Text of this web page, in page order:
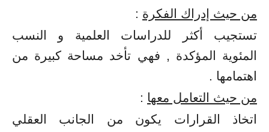
من حيث إدراك الفكرة :
تستجيب أكثر للدراسات العلمية و النسب
المئوية المؤكدة , فهي تأخد مساحة كبيرة من
اهتمامها .
من حيث التعامل معها :
اتخاذ القرارات يكون من الجانب العقلي